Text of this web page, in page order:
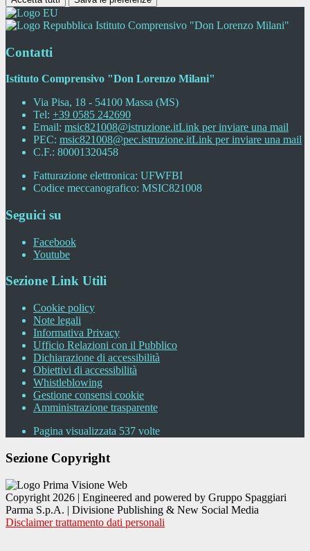
Istituto Comprensivo "Don Lorenzo Milani"
Contatti
Istituto Comprensivo "Don Lorenzo Milani"
Via Pisa, 18 - 54100 Massa (MS)
Tel: +39 0585 242690
Email: msic821008@istruzione.itLink per inviare una mail
PEC: msic821008@pec.istruzione.itLink per inviare una mail
C.F.: 80001320458
Fatturazione elettronica: UFWFBI
Codice meccanografico: MSIC821008
Seguici su
Facebook
Youtube
Sezione Link Utili
Cookie policy
Note legali
Informativa Privacy
Ufficio Relazioni con il Pubblico
Dichiarazione di accessibilità
Obiettivi di accessibilità
Whistleblowing
Gestione consensi cookie
Amministrazione trasparente
Pagina visualizzata 537 volte
Sezione Copyright
Copyright 2026 | Engineered and powered by Gruppo Spaggiari
Parma S.p.A. | Divisione Publishing & New Social Media
Disclaimer trattamento dati personali